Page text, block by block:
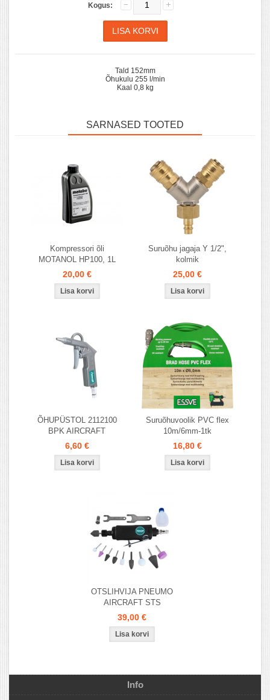
Kogus:
Tald 152mm
Õhukulu 255 l/min
Kaal 0,8 kg
SARNASED TOOTED
Kompressori õli
MOTANOL HP100, 1L
20,00 €
Suruõhu jagaja Y 1/2",
kolmik
25,00 €
ÕHUPÜSTOL 2112100
BPK AIRCRAFT
6,60 €
Suruõhuvoolik PVC flex
10m/6mm-1tk
16,80 €
OTSLIHVIJA PNEUMO
AIRCRAFT STS
39,00 €
Info